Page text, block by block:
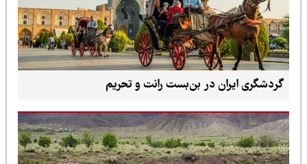
گردشگری ایران در بن‌بست رانت و تحریم